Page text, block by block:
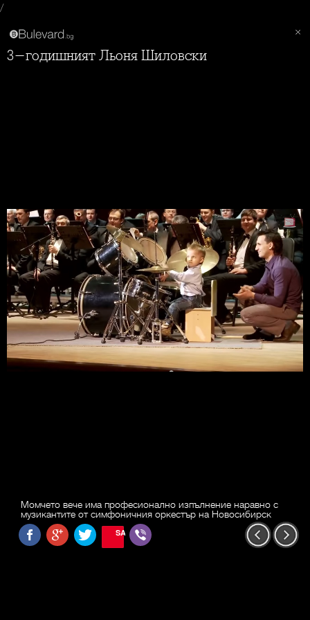
/
3-годишният Льоня Шиловски
Момчето вече има професионално изпълнение наравно с
музикантите от симфоничния оркестър на Новосибирск
SAVE